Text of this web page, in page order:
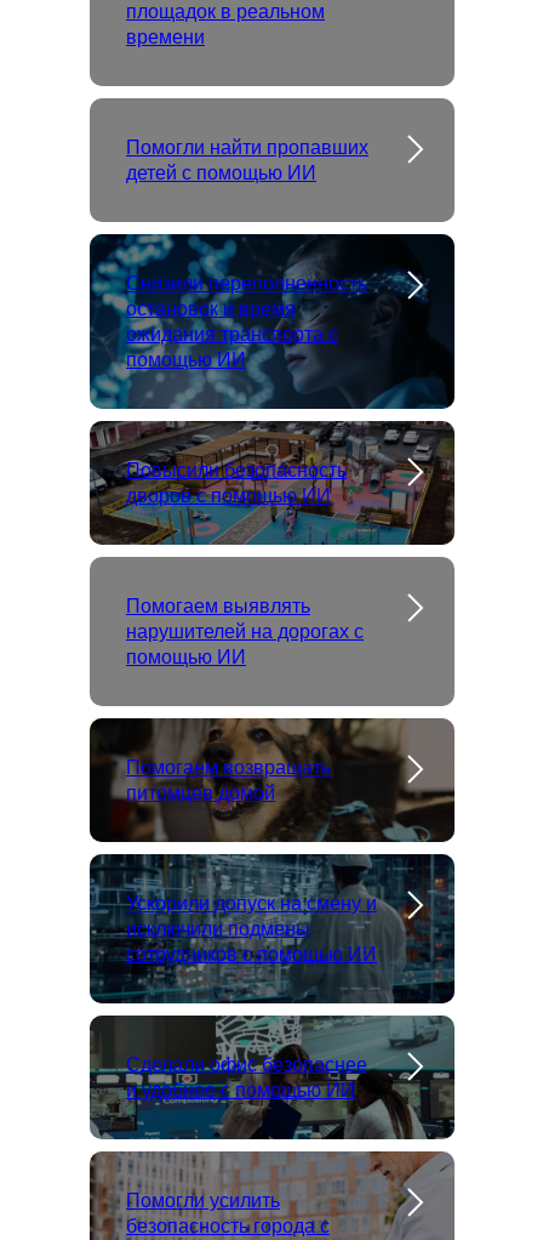
площадок в реальном
времени
Помогли найти пропавших
детей с помощью ИИ
Снизили переполненность
остановок и время
ожидания транспорта с
помощью ИИ
Повысили безопасность
дворов с помощью ИИ
Помогаем выявлять
нарушителей на дорогах с
помощью ИИ
Помогаем возвращать
питомцев домой
Ускорили допуск на смену и
исключили подмены
сотрудников с помощью ИИ
Сделали офис безопаснее
и удобнее с помощью ИИ
Помогли усилить
безопасность города с